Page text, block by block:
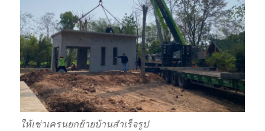
ให้เช่าเครนยกย้ายบ้านสำเร็จรูป